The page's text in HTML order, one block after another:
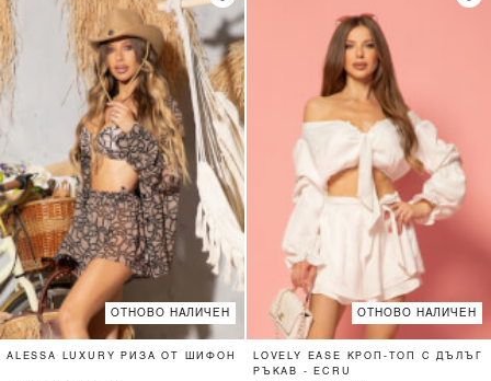
ОТНОВО НАЛИЧЕН
ALESSA LUXURY РИЗА ОТ ШИФОН
ОТНОВО НАЛИЧЕН
LOVELY EASE КРОП-ТОП С ДЪЛЪГ
РЪКАВ - ECRU